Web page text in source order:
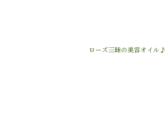
ローズ三昧の美容オイル♪